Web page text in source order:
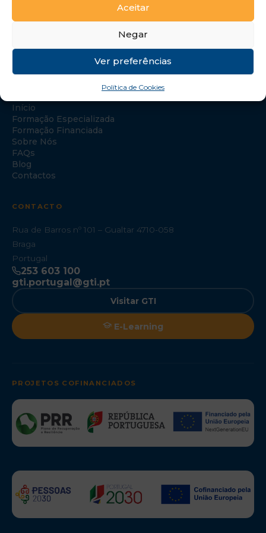
Aceitar
Negar
Ver preferências
Política de Cookies
Início
Formação Especializada
Formação Financiada
Sobre Nós
FAQs
Blog
Contactos
CONTACTO
Rua de Barros nº 101 – Gualtar 4710-058
Braga
Portugal
253 603 100
gti.portugal@gti.pt
Visitar GTI
E-Learning
PROJETOS COFINANCIADOS